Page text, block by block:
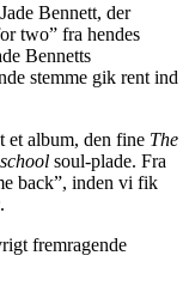
Bennett, der
two” fra hendes
Bennetts
stemme gik rent ind
et album, den fine The
soul-plade. Fra
back”, inden vi fik
.
fremragende